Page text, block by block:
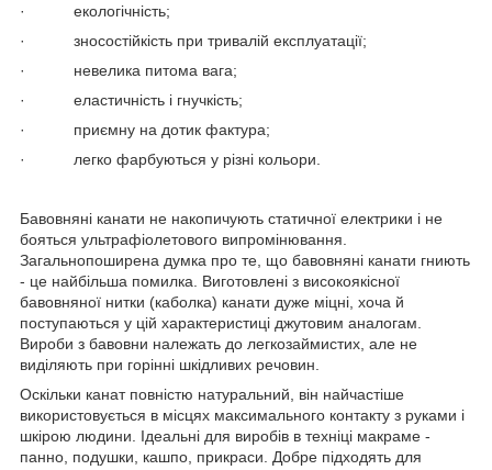
· екологічність;
· зносостійкість при тривалій експлуатації;
· невелика питома вага;
· еластичність і гнучкість;
· приємну на дотик фактура;
· легко фарбуються у різні кольори.
Бавовняні канати не накопичують статичної електрики і не
бояться ультрафіолетового випромінювання.
Загальнопоширена думка про те, що бавовняні канати гниють
- це найбільша помилка. Виготовлені з високоякісної
бавовняної нитки (каболка) канати дуже міцні, хоча й
поступаються у цій характеристиці джутовим аналогам.
Вироби з бавовни належать до легкозаймистих, але не
виділяють при горінні шкідливих речовин.
Оскільки канат повністю натуральний, він найчастіше
використовується в місцях максимального контакту з руками і
шкірою людини. Ідеальні для виробів в техніці макраме -
панно, подушки, кашпо, прикраси. Добре підходять для